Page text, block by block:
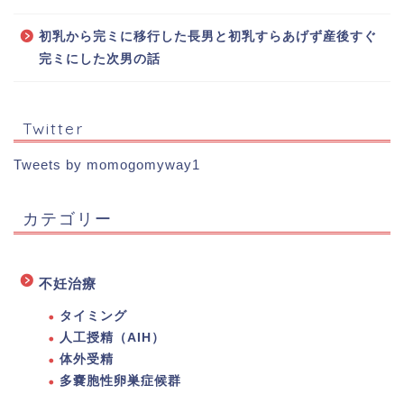
初乳から完ミに移行した長男と初乳すらあげず産後すぐ
完ミにした次男の話
Twitter
Tweets by momogomyway1
カテゴリー
不妊治療
タイミング
人工授精（AIH）
体外受精
多嚢胞性卵巣症候群